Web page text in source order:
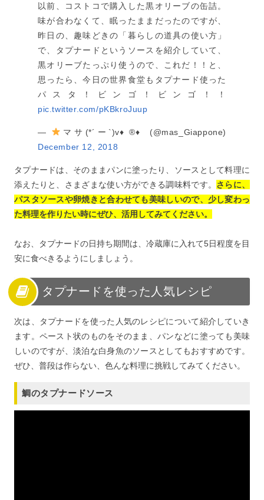
以前、コストコで購入した黒オリーブの缶詰。
味が合わなくて、眠ったままだったのですが、
昨日の、趣味どきの「暮らしの道具の使い方」
で、タプナードというソースを紹介していて、
黒オリーブたっぷり使うので、これだ！！と、
思ったら、今日の世界食堂もタプナード使った
パスタ！ビンゴ！ビンゴ！！
pic.twitter.com/pKBkroJuup
— マサ(*´ー`)v♦️ ®️♦️
(@mas_Giappone)
December 12, 2018
タプナードは、そのままパンに塗ったり、ソースとして料理に
添えたりと、さまざまな使い方ができる調味料です。 さらに、
パスタソースや卵焼きと合わせても美味しいので、少し変わっ
た料理を作りたい時にぜひ、活用してみてください。
なお、タプナードの日持ち期間は、冷蔵庫に入れて5日程度を目
安に食べきるようにしましょう。
タプナードを使った人気レシピ
次は、タプナードを使った人気のレシピについて紹介していき
ます。ペースト状のものをそのまま、パンなどに塗っても美味
しいのですが、淡泊な白身魚のソースとしてもおすすめです。
ぜひ、普段は作らない、色んな料理に挑戦してみてください。
鯛のタプナードソース